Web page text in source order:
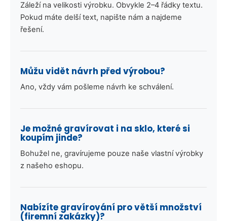
Záleží na velikosti výrobku. Obvykle 2–4 řádky textu.
Pokud máte delší text, napište nám a najdeme
řešení.
Můžu vidět návrh před výrobou?
Ano, vždy vám pošleme návrh ke schválení.
Je možné gravírovat i na sklo, které si
koupím jinde?
Bohužel ne, gravírujeme pouze naše vlastní výrobky
z našeho eshopu.
Nabízíte gravírování pro větší množství
(firemní zakázky)?